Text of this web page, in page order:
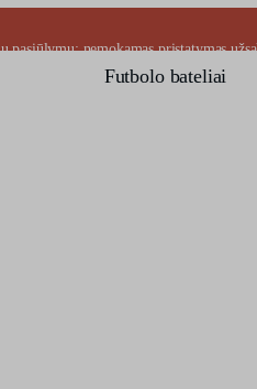
pasiūlymu: nemokamas pristatymas
Futbolo bateliai